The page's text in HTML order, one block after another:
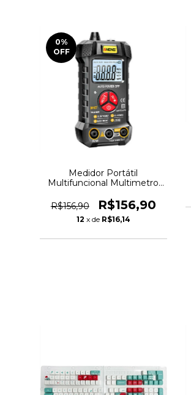
0%
OFF
Medidor Portátil
Multifuncional Multimetro
R$156,90
R$156,90
12 x de R$16,14